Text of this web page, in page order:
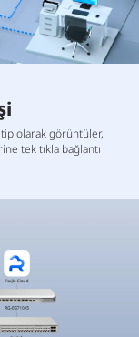
olarak görüntüler,
tek tıkla bağlantı